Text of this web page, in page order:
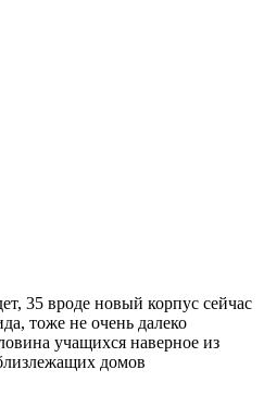
35 вроде новый корпус сейчас
тоже не очень далеко
учащихся наверное из
домов